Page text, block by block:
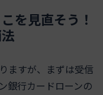
を見直そう！
ますが、まずは受信
銀行カードローンの